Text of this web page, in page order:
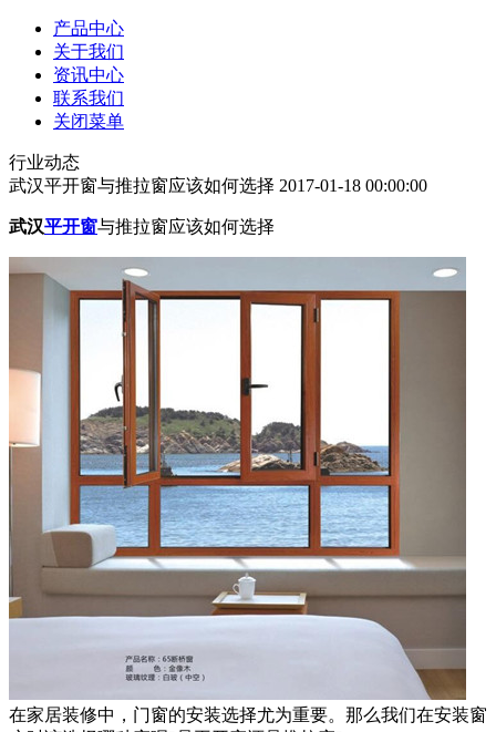
产品中心
关于我们
资讯中心
联系我们
关闭菜单
行业动态
武汉平开窗与推拉窗应该如何选择 2017-01-18 00:00:00
武汉平开窗与推拉窗应该如何选择
在家居装修中，门窗的安装选择尤为重要。那么我们在安装窗